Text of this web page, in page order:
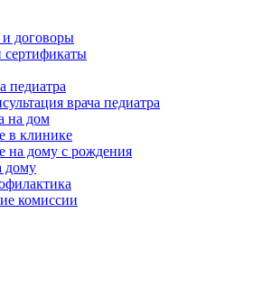
договоры
педиатра
врача педиатра
на дом
в клинике
на дому с рождения
дому
комиссии